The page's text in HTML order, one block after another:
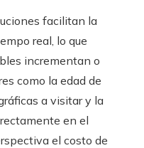
facilitan la
real, lo que
incrementan o
como la edad de
a visitar y la
en el
el costo de